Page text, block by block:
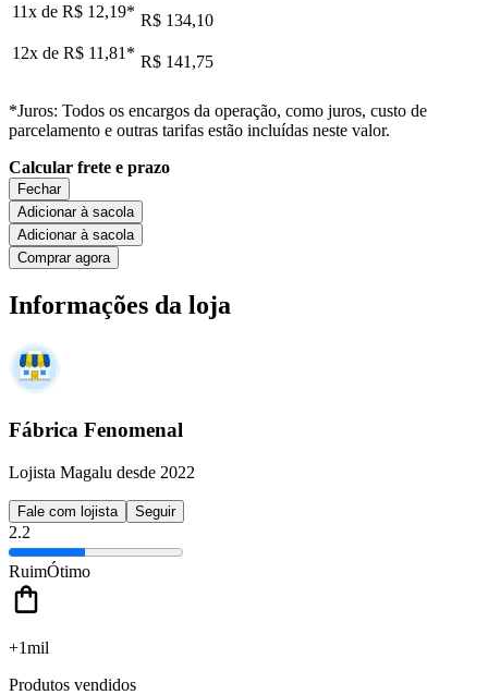
11x de R$ 12,19* R$ 134,10
12x de R$ 11,81 * R$ 141,75
*Juros: Todos os encargos da operação, como juros, custo de
parcelamento e outras tarifas estão incluídas neste valor.
Calcular frete e prazo
Fechar
Adicionar à sacola
Adicionar à sacola
Comprar agora
Informações da loja
Fábrica Fenomenal
Lojista Magalu desde 2022
Fale com lojista Seguir
2.2
RuimÓtimo
+1mil
Produtos vendidos